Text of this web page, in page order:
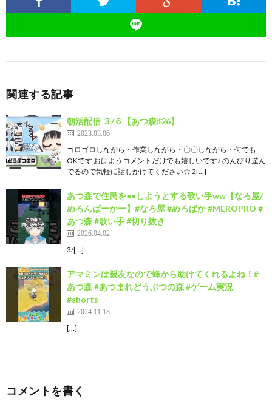
関連する記事
朝活配信 ３/６【あつ森♯26】
2023.03.06
ゴロゴロしながら・作業しながら・〇〇しながら・何でも
OKです おはようコメントだけでも嬉しいです♪ のんびり遊ん
でるので気軽に話しかけてください☆ 2[…]
あつ森で住民を●●しようとする歌い手ww【なろ屋/
めろんぱーかー】#なろ屋 #めろぱか #MEROPRO #
あつ森 #歌い手 #切り抜き
2026.04.02
3/[…]
アマミンは親友なので蜂から助けてくれるよね！#
あつ森 #あつまれどうぶつの森 #ゲーム実況
#shorts
2024.11.18
[…]
コメントを書く